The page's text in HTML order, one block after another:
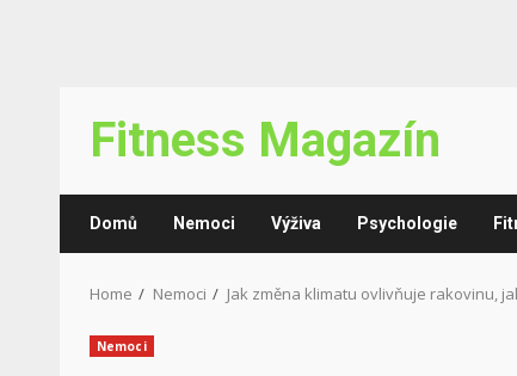
content
Fitness Magazín
Domů Nemoci Výživa Psychologie
Home Nemoci Jak změna klimatu ovlivňuje rakovinu,
Nemoci